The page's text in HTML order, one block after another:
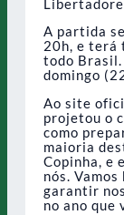
A partida
20h, e terá
todo
domingo
Ao site
projetou o
como
maioria
Copinha, e
nós.
garantir
no ano que